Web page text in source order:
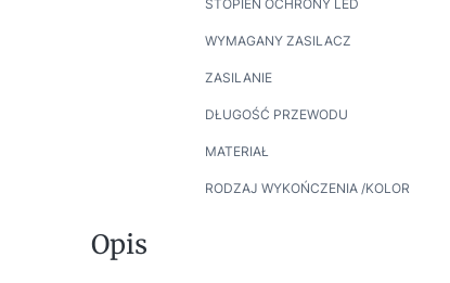
STOPIEŃ OCHRONY LED
WYMAGANY ZASILACZ
ZASILANIE
DŁUGOŚĆ PRZEWODU
MATERIAŁ
RODZAJ WYKOŃCZENIA /KOLOR
Opis